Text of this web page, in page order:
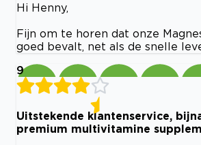
Hi Henny,
Fijn om te horen dat onze
goed bevalt, net als de snelle
9
Uitstekende klantenservice,
premium multivitamine